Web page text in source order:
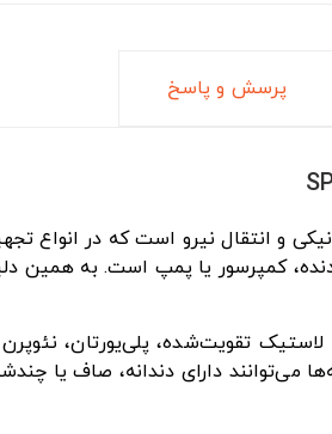
پرسش و پاسخ
و انتقال نیرو است که در انواع
کمپرسور یا پمپ است. به همین
لاستیک تقویت‌شده، پلی‌یورتان،
می‌توانند دارای دندانه، صاف یا